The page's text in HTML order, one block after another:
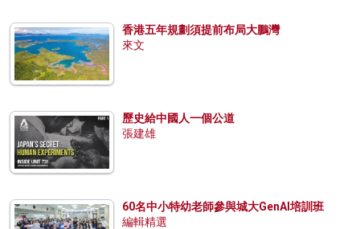
香港五年規劃須提前布局大鵬灣
來文
歷史給中國人一個公道
張建雄
60名中小特幼老師參與城大GenAI培訓班
編輯精選